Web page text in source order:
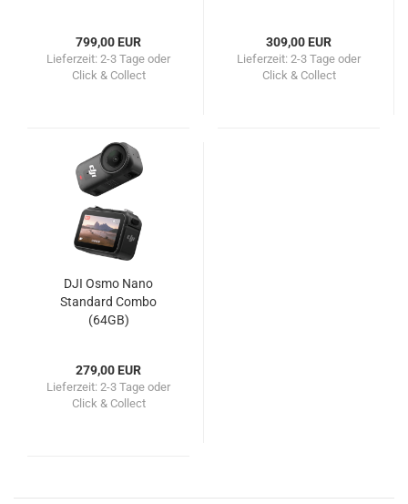
799,00 EUR
Lieferzeit: 2-3 Tage oder
Click & Collect
309,00 EUR
Lieferzeit: 2-3 Tage oder
Click & Collect
DJI Osmo Nano
Standard Combo
(64GB)
279,00 EUR
Lieferzeit: 2-3 Tage oder
Click & Collect